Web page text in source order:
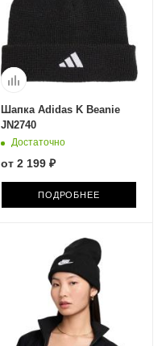
Шапка Adidas K Beanie
JN2740
Достаточно
от 2 199 ₽
ПОДРОБНЕЕ